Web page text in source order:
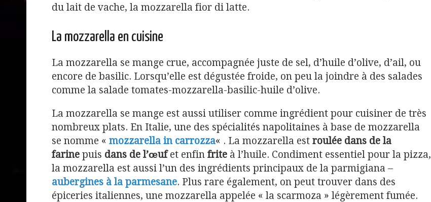
du lait de vache, la mozzarella fior di latte.
La mozzarella en cuisine
La mozzarella se mange crue, accompagnée juste de sel, d’huile d’olive, d’ail, ou
encore de basilic. Lorsqu’elle est dégustée froide, on peu la joindre à des salades
comme la salade tomates-mozzarella-basilic-huile d’olive.
La mozzarella se mange est aussi utiliser comme ingrédient pour cuisiner de très
nombreux plats. En Italie, une des spécialités napolitaines à base de mozzarella
se nomme « mozzarella in carrozza« . La mozzarella est roulée dans de la
farine puis dans de l’œufet enfin frite à l’huile. Condiment essentiel pour la pizza,
la mozzarella est aussi l’un des ingrédients principaux de la parmigiana –
aubergines à la parmesane. Plus rare également, on peut trouver dans des
épiceries italiennes, une mozzarella appelée « la scarmoza » légèrement fumée.